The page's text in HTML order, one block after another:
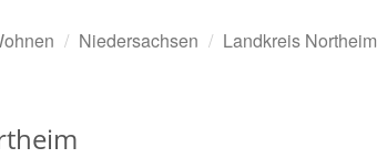
Niedersachsen Landkreis Northeim